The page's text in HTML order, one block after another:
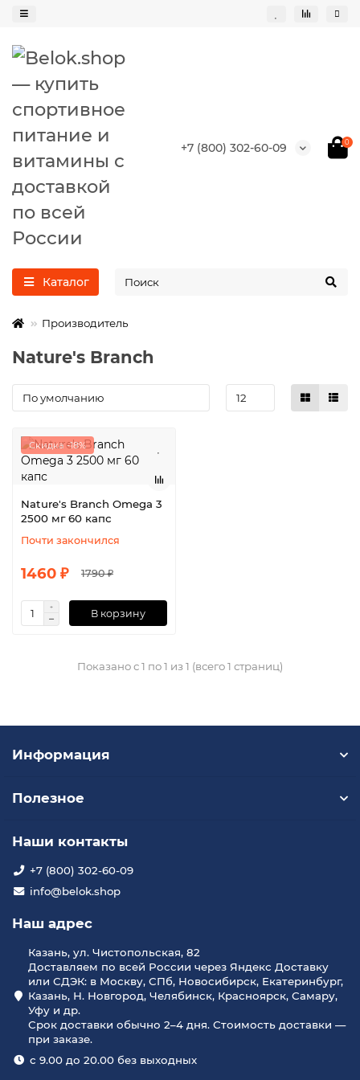
+7 (800) 302-60-09 0
Каталог
Производитель
Nature's Branch
Скидка -18%
Nature's Branch Omega 3
2500 мг 60 капс
Почти закончился
1460 ₽ 1790 ₽
В корзину
Показано с 1 по 1 из 1 (всего 1 страниц)
Информация
Полезное
Наши контакты
+7 (800) 302-60-09
info@belok.shop
Наш адрес
Казань, ул. Чистопольская, 82
Доставляем по всей России через Яндекс Доставку
или СДЭК: в Москву, СПб, Новосибирск, Екатеринбург,
Казань, Н. Новгород, Челябинск, Красноярск, Самару,
Уфу и др.
Срок доставки обычно 2–4 дня. Стоимость доставки —
при заказе.
с 9.00 до 20.00 без выходных